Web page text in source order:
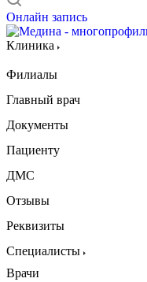
Онлайн запись
Клиника
Филиалы
Главный врач
Документы
Пациенту
ДМС
Отзывы
Реквизиты
Специалисты
Врачи